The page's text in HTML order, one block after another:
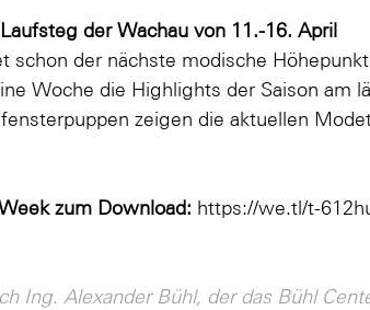
der Wachau von 11.-16. April
schon der nächste modische
Woche die Highlights der Saison am
zeigen die aktuellen
zum Download: https://we.tl/t-
Ing. Alexander Bühl, der das Bühl